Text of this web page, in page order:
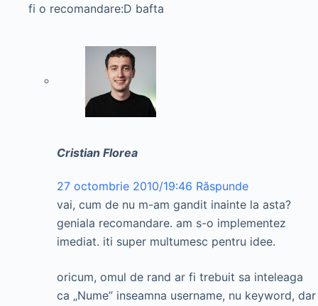
fi o recomandare:D bafta
Cristian Florea
27 octombrie 2010/19:46 Răspunde
vai, cum de nu m-am gandit inainte la asta?
geniala recomandare. am s-o implementez
imediat. iti super multumesc pentru idee.
oricum, omul de rand ar fi trebuit sa inteleaga
ca „Nume” inseamna username, nu keyword, dar